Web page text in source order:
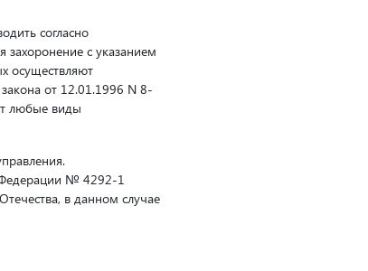
согласно
с указанием
осуществляют
от 12.01.1996 N 8-
любые виды
Федерации № 4292-1
в данном случае